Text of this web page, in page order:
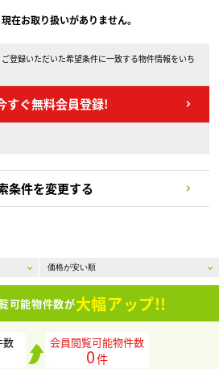
在お取り扱いがありません。
登録いただいた希望条件に一致する物件情報をいち
すぐ無料会員登録!
条件を変更する
可能物件数が大幅アップ!!
数 会員閲覧可能物件数
0件